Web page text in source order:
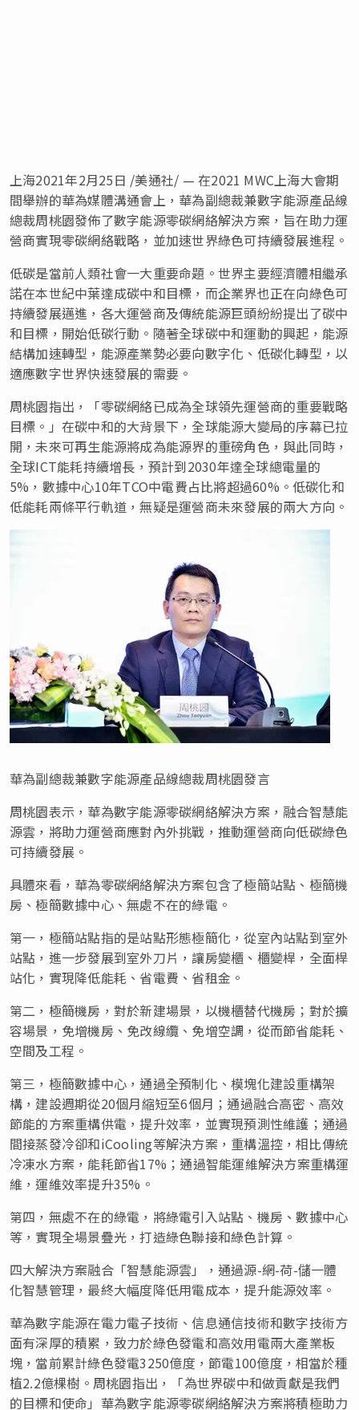
上海2021年2月25日 /美通社/ — 在2021 MWC上海大會期
間舉辦的華為媒體溝通會上，華為副總裁兼數字能源產品線
總裁周桃園發佈了數字能源零碳網絡解決方案，旨在助力運
營商實現零碳網絡戰略，並加速世界綠色可持續發展進程。
低碳是當前人類社會一大重要命題。世界主要經濟體相繼承
諾在本世紀中葉達成碳中和目標，而企業界也正在向綠色可
持續發展邁進，各大運營商及傳統能源巨頭紛紛提出了碳中
和目標，開始低碳行動。隨著全球碳中和運動的興起，能源
結構加速轉型，能源產業勢必要向數字化、低碳化轉型，以
適應數字世界快速發展的需要。
周桃園指出，「零碳網絡已成為全球領先運營商的重要戰略
目標。」在碳中和的大背景下，全球能源大變局的序幕已拉
開，未來可再生能源將成為能源界的重磅角色，與此同時，
全球ICT能耗持續增長，預計到2030年達全球總電量的
5%，數據中心10年TCO中電費占比將超過60%。低碳化和
低能耗兩條平行軌道，無疑是運營商未來發展的兩大方向。
華為副總裁兼數字能源產品線總裁周桃園發言
周桃園表示，華為數字能源零碳網絡解決方案，融合智慧能
源雲，將助力運營商應對內外挑戰，推動運營商向低碳綠色
可持續發展。
具體來看，華為零碳網絡解決方案包含了極簡站點、極簡機
房、極簡數據中心、無處不在的綠電。
第一，極簡站點指的是站點形態極簡化，從室內站點到室外
站點，進一步發展到室外刀片，讓房變櫃、櫃變桿，全面桿
站化，實現降低能耗、省電費、省租金。
第二，極簡機房，對於新建場景，以機櫃替代機房；對於擴
容場景，免增機房、免改線纜、免增空調，從而節省能耗、
空間及工程。
第三，極簡數據中心，通過全預制化、模塊化建設重構架
構，建設週期從20個月縮短至6個月；通過融合高密、高效
節能的方案重構供電，提升效率，並實現預測性維護；通過
間接蒸發冷卻和iCooling等解決方案，重構溫控，相比傳統
冷凍水方案，能耗節省17%；通過智能運維解決方案重構運
維，運維效率提升35%。
第四，無處不在的綠電，將綠電引入站點、機房、數據中心
等，實現全場景疊光，打造綠色聯接和綠色計算。
四大解決方案融合「智慧能源雲」，通過源-網-荷-儲一體
化智慧管理，最終大幅度降低用電成本，提升能源效率。
華為數字能源在電力電子技術、信息通信技術和數字技術方
面有深厚的積累，致力於綠色發電和高效用電兩大產業板
塊，當前累計綠色發電3250億度，節電100億度，相當於種
植2.2億棵樹。周桃園指出，「為世界碳中和做貢獻是我們
的目標和使命」華為數字能源零碳網絡解決方案將積極助力